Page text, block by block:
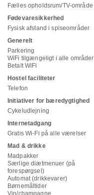
Fælles opholdsrum/TV-område
Fødevaresikkerhed
Fysisk afstand i spiseområder
Generelt
Parkering
WiFi tilgængeligt i alle områder
Betalt WiFi
Hostel faciliteter
Telefon
Initiativer for bæredygtighed
Cykeludlejning
Internetadgang
Gratis Wi-Fi på alle værelser
Mad & drikke
Madpakker
Særlige diætmenuer (på
forespørgsel)
Automat (drikkevarer)
Børnemåltider
Vin/champagne